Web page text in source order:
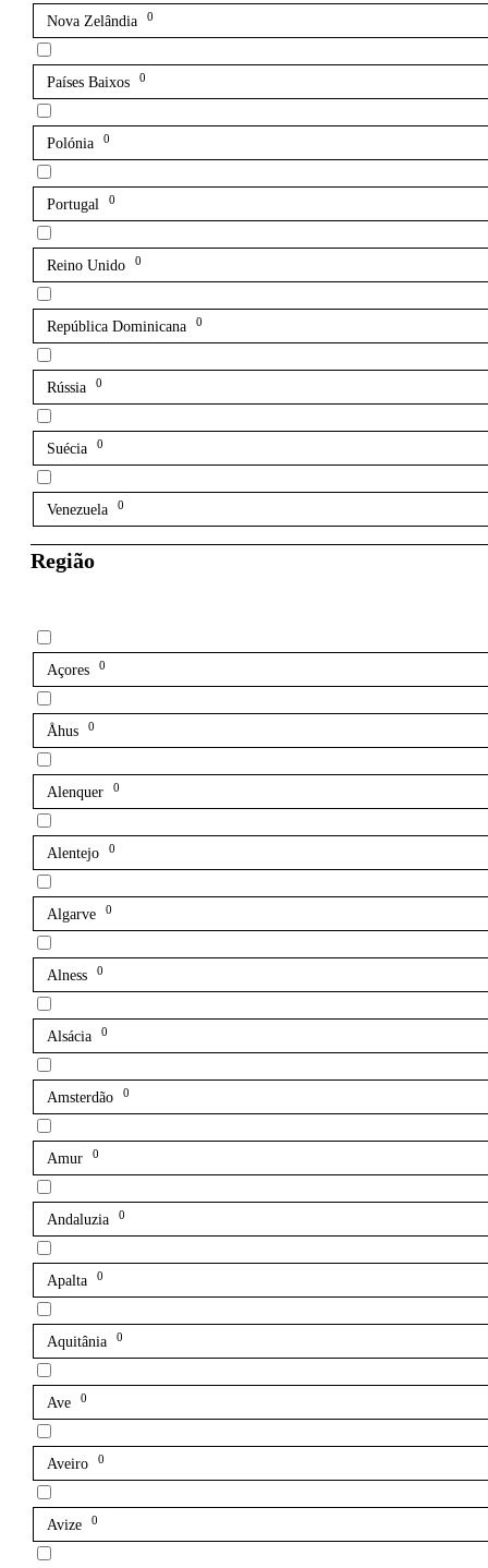
Nova Zelândia 0
Países Baixos 0
Polónia 0
Portugal 0
Reino Unido 0
República Dominicana 0
Rússia 0
Suécia 0
Venezuela 0
Região
Açores 0
Åhus 0
Alenquer 0
Alentejo 0
Algarve 0
Alness 0
Alsácia 0
Amsterdão 0
Amur 0
Andaluzia 0
Apalta 0
Aquitânia 0
Ave 0
Aveiro 0
Avize 0